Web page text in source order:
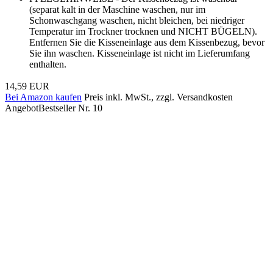
(separat kalt in der Maschine waschen, nur im
Schonwaschgang waschen, nicht bleichen, bei niedriger
Temperatur im Trockner trocknen und NICHT BÜGELN).
Entfernen Sie die Kisseneinlage aus dem Kissenbezug, bevor
Sie ihn waschen. Kisseneinlage ist nicht im Lieferumfang
enthalten.
14,59 EUR
Bei Amazon kaufen Preis inkl. MwSt., zzgl. Versandkosten
AngebotBestseller Nr. 10